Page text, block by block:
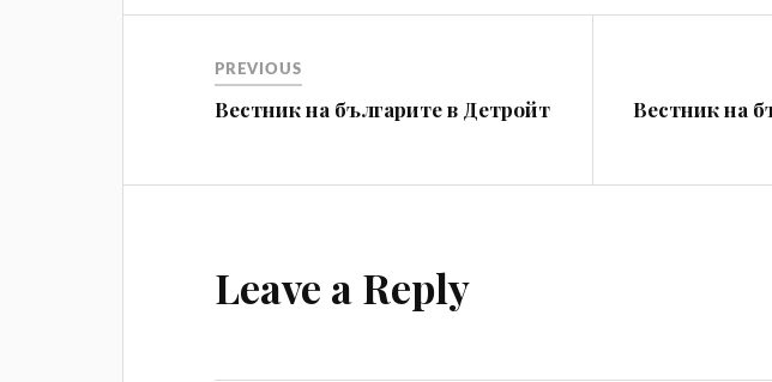
PREVIOUS
Вeстник на българите в Детройт
Вeстник на
Leave a Reply